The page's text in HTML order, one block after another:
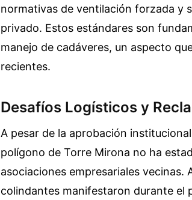
normativas de ventilación forzada y
privado. Estos estándares son
manejo de cadáveres, un aspecto
recientes.
Desafíos Logísticos y
A pesar de la aprobación
polígono de Torre Mirona no ha
asociaciones empresariales
colindantes manifestaron durante el